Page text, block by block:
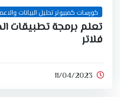
كورسات كمبيوتر تحليل البيانات
تعلم برمجة تطبيقات
فلاتر
11/04/2023